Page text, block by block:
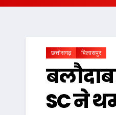
छत्तीसगढ़ बिलासपुर
SC ने